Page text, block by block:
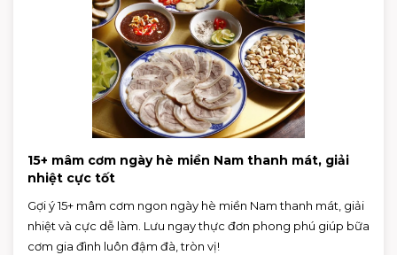
15+ mâm cơm ngày hè miền Nam thanh mát, giải
nhiệt cực tốt
Gợi ý 15+ mâm cơm ngon ngày hè miền Nam thanh mát, giải
nhiệt và cực dễ làm. Lưu ngay thực đơn phong phú giúp bữa
cơm gia đình luôn đậm đà, tròn vị!